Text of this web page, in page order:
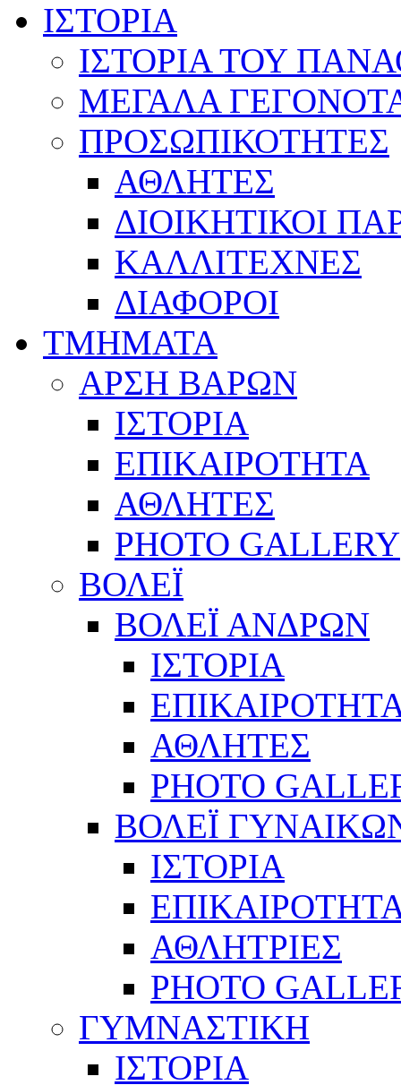
ΙΣΤΟΡΙΑ
ΙΣΤΟΡΙΑ ΤΟΥ
ΜΕΓΑΛΑ
ΠΡΟΣΩΠΙΚΟΤΗΤΕΣ
ΑΘΛΗΤΕΣ
ΔΙΟΙΚΗΤΙΚΟΙ
ΚΑΛΛΙΤΕΧΝΕΣ
ΔΙΑΦΟΡΟΙ
ΤΜΗΜΑΤΑ
ΑΡΣΗ ΒΑΡΩΝ
ΙΣΤΟΡΙΑ
ΕΠΙΚΑΙΡΟΤΗΤΑ
ΑΘΛΗΤΕΣ
PHOTO GALLERY
ΒΟΛΕΪ
ΒΟΛΕΪ ΑΝΔΡΩΝ
ΙΣΤΟΡΙΑ
ΑΘΛΗΤΕΣ
PHOTO
ΒΟΛΕΪ
ΙΣΤΟΡΙΑ
ΑΘΛΗΤΡΙΕΣ
PHOTO
ΓΥΜΝΑΣΤΙΚΗ
ΙΣΤΟΡΙΑ